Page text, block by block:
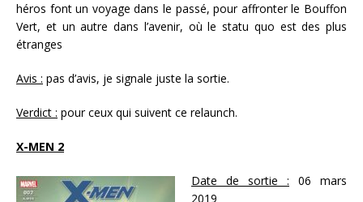
héros font un voyage dans le passé, pour affronter le Bouffon
Vert, et un autre dans l’avenir, où le statu quo est des plus
étranges
Avis : pas d’avis, je signale juste la sortie.
Verdict : pour ceux qui suivent ce relaunch.
X-MEN 2
Date de sortie : 06 mars
2019